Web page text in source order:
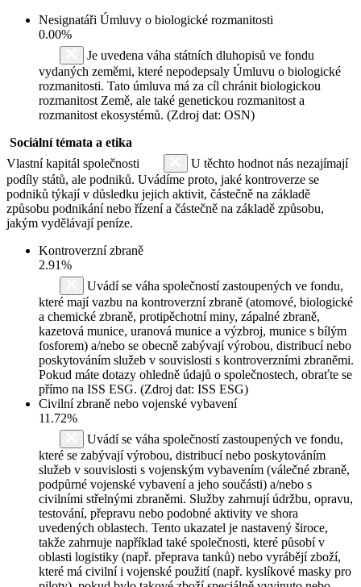
Nesignatáři Úmluvy o biologické rozmanitosti
0.00%
Je uvedena váha státních dluhopisů ve fondu
vydaných zeměmi, které nepodepsaly Úmluvu o biologické
rozmanitosti. Tato úmluva má za cíl chránit biologickou
rozmanitost Země, ale také genetickou rozmanitost a
rozmanitost ekosystémů. (Zdroj dat: OSN)
Sociální témata a etika
Vlastní kapitál společnosti
U těchto hodnot nás nezajímají
podíly států, ale podniků. Uvádíme proto, jaké kontroverze se
podniků týkají v důsledku jejich aktivit, částečně na základě
způsobu podnikání nebo řízení a částečně na základě způsobu,
jakým vydělávají peníze.
Kontroverzní zbraně
2.91%
Uvádí se váha společností zastoupených ve fondu,
které mají vazbu na kontroverzní zbraně (atomové, biologické
a chemické zbraně, protipěchotní miny, zápalné zbraně,
kazetová munice, uranová munice a výzbroj, munice s bílým
fosforem) a/nebo se obecně zabývají výrobou, distribucí nebo
poskytováním služeb v souvislosti s kontroverzními zbraněmi.
Pokud máte dotazy ohledně údajů o společnostech, obraťte se
přímo na ISS ESG. (Zdroj dat: ISS ESG)
Civilní zbraně nebo vojenské vybavení
11.72%
Uvádí se váha společností zastoupených ve fondu,
které se zabývají výrobou, distribucí nebo poskytováním
služeb v souvislosti s vojenským vybavením (válečné zbraně,
podpůrné vojenské vybavení a jeho součásti) a/nebo s
civilními střelnými zbraněmi. Služby zahrnují údržbu, opravu,
testování, přepravu nebo podobné aktivity ve shora
uvedených oblastech. Tento ukazatel je nastavený široce,
takže zahrnuje například také společnosti, které působí v
oblasti logistiky (např. přeprava tanků) nebo vyrábějí zboží,
které má civilní i vojenské použití (např. kyslíkové masky pro